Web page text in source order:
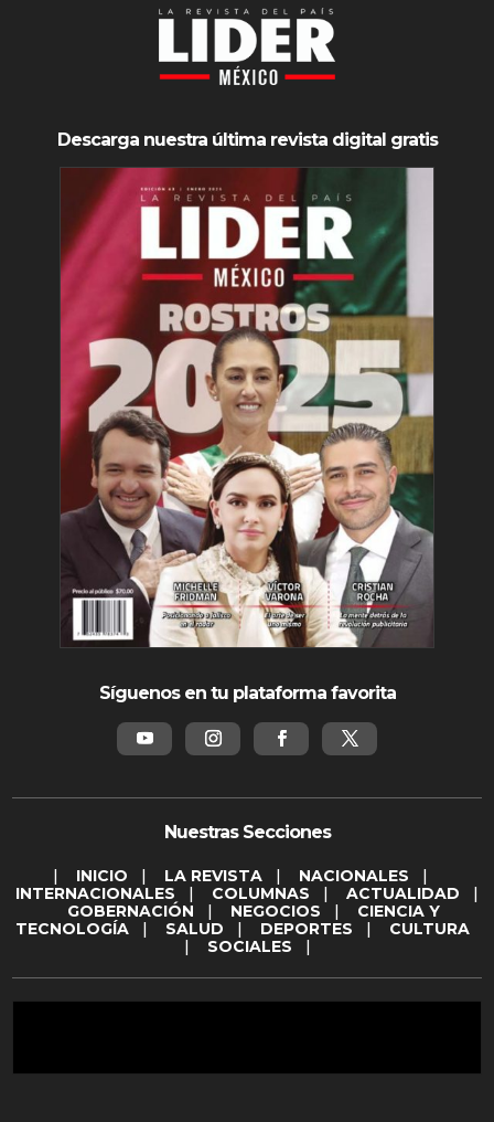
Descarga nuestra última revista digital gratis
Síguenos en tu plataforma favorita
Nuestras Secciones
| INICIO | LA REVISTA | NACIONALES |
INTERNACIONALES | COLUMNAS | ACTUALIDAD |
GOBERNACIÓN | NEGOCIOS | CIENCIA Y
TECNOLOGÍA | SALUD | DEPORTES | CULTURA
| SOCIALES |